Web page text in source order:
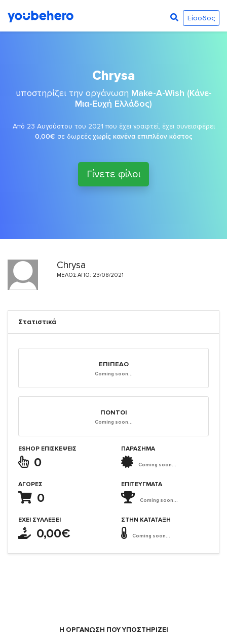
Είσοδος
Chrysa
υποστηρίζει την οργάνωση Make-A-Wish (Κάνε-
Μια-Ευχή Ελλάδος)
Από 23 Αυγούστου του 2021 που έχει γραφτεί, έχει συνεισφέρει
0,00€ σε δωρεές χωρίς κανένα επιπλέον κόστος
Γίνετε φίλοι
Chrysa
ΜΈΛΟΣ ΑΠΌ: 23/08/2021
Στατιστικά
ΕΠΊΠΕΔΟ
Coming soon...
ΠΌΝΤΟΙ
Coming soon...
ESHOP ΕΠΙΣΚΈΨΕΙΣ
0
ΑΓΟΡΈΣ
0
ΈΧΕΙ ΣΥΛΛΈΞΕΙ
0,00€
ΠΑΡΑΣΗΜΑ
Coming soon...
ΕΠΙΤΕΎΓΜΑΤΑ
Coming soon...
ΣΤΗΝ ΚΑΤΆΤΑΞΗ
Coming soon...
Η ΟΡΓΆΝΩΣΗ ΠΟΥ ΥΠΟΣΤΗΡΙΖΕΙ